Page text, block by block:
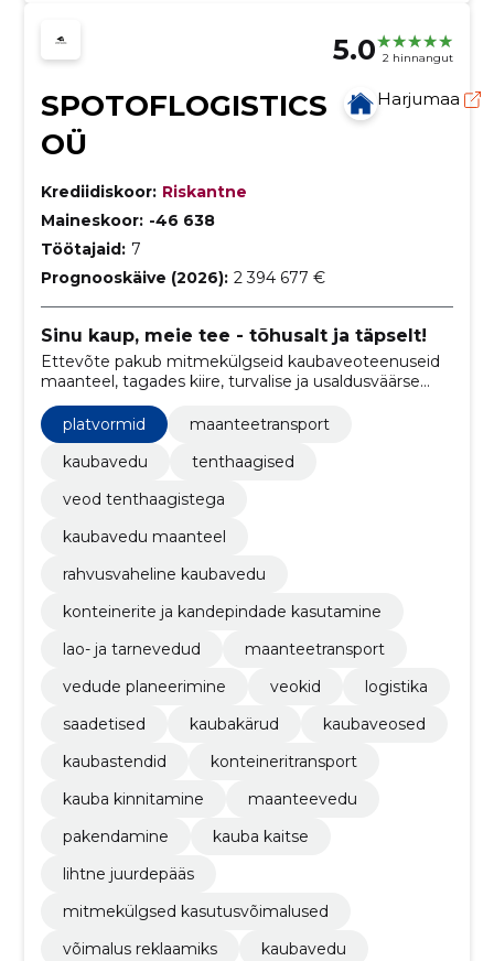
5.0 2 hinnangut
SPOTOFLOGISTICS
OÜ
Harjumaa
Krediidiskoor: Riskantne
Maineskoor: -46 638
Töötajaid: 7
Prognooskäive (2026): 2 394 677 €
Sinu kaup, meie tee - tõhusalt ja täpselt!
Ettevõte pakub mitmekülgseid kaubaveoteenuseid
maanteel, tagades kiire, turvalise ja usaldusväärse
kaupade transportimise sihtkohta.
platvormid
maanteetransport
kaubavedu
tenthaagised
veod tenthaagistega
kaubavedu maanteel
rahvusvaheline kaubavedu
konteinerite ja kandepindade kasutamine
lao- ja tarnevedud
maanteetransport
vedude planeerimine
veokid
logistika
saadetised
kaubakärud
kaubaveosed
kaubastendid
konteineritransport
kauba kinnitamine
maanteevedu
pakendamine
kauba kaitse
lihtne juurdepääs
mitmekülgsed kasutusvõimalused
võimalus reklaamiks
kaubavedu